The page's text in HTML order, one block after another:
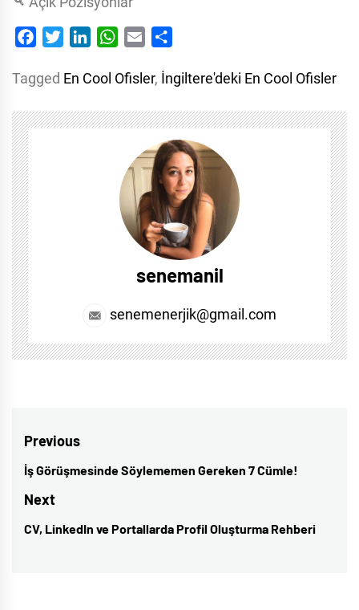
FacebookTwitterLinkedInWhatsApp
Email
Tagged En Cool Ofisler, İngiltere'deki En Cool Ofisler
senemanil
senemenerjik@gmail.com
Post
navigation
Previous
Previous
post:
İş Görüşmesinde Söylememen Gereken 7 Cümle!
Next
Next
CV, LinkedIn ve Portallarda Profil Oluşturma Rehberi